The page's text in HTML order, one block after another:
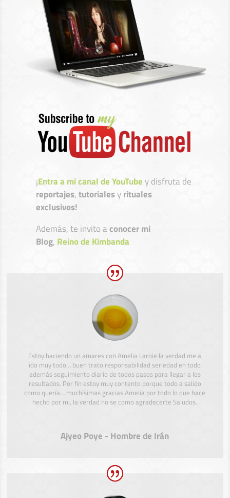
¡Entra a mi canal de YouTubey disfruta de
reportajes,tutorialesyrituales
exclusivos!
Además, te invito aconocer mi
Blog, Reino de Kimbanda
Estoy haciendo un amares con Amelia Laroie la verdad me a
ido muy todo… buen trato responsabilidad seriedad en todo
además seguimiento diario de todos pasos para llegar a los
resultados. Por fin estoy muy contento porque todo a salido
como quería… muchísimas gracias Amelia por todo lo que hace
hecho por mi, la verdad no se como agradecerte Saludos.
Ajyeo Poye - Hombre de Irán